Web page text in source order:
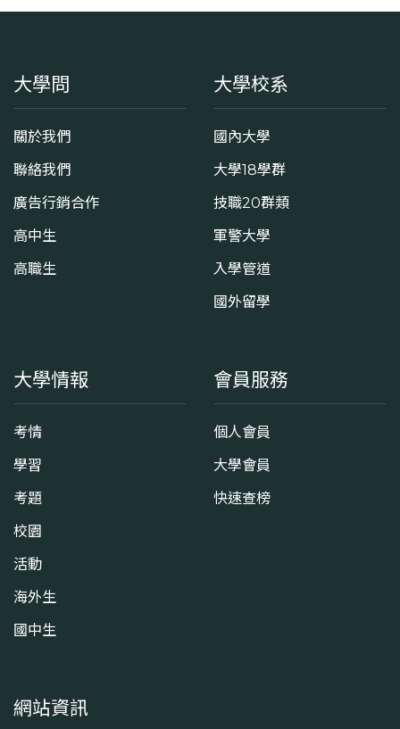
大學問
關於我們
聯絡我們
廣告行銷合作
高中生
高職生
大學校系
國內大學
大學18學群
技職20群類
軍警大學
入學管道
國外留學
大學情報
考情
學習
考題
校園
活動
海外生
國中生
會員服務
個人會員
大學會員
快速查榜
網站資訊